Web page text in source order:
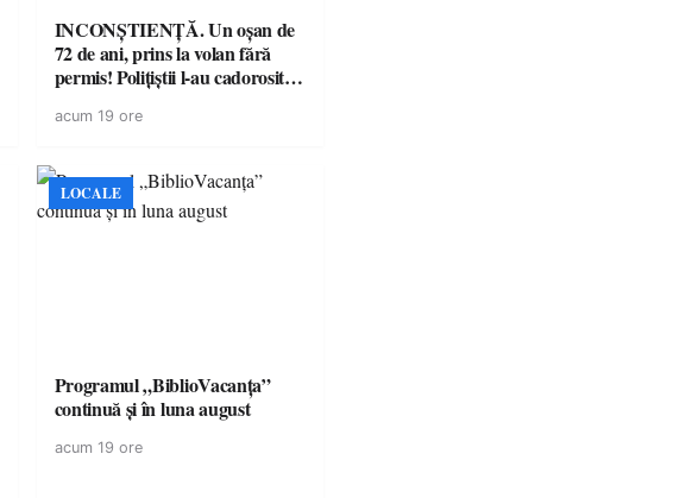
INCONȘTIENȚĂ. Un oșan de
72 de ani, prins la volan fără
permis! Polițiștii l-au cadorosit
acum 19 ore
LOCALE
Programul „BiblioVacanța”
continuă și în luna august
acum 19 ore